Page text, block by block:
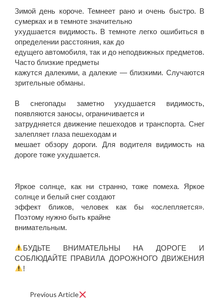
Зимой день короче. Темнеет рано и очень быстро. В
сумерках и в темноте значительно
ухудшается видимость. В темноте легко ошибиться в
определении расстояния, как до
едущего автомобиля, так и до неподвижных предметов.
Часто близкие предметы
кажутся далекими, а далекие — близкими. Случаются
зрительные обманы.
В снегопады заметно ухудшается видимость,
появляются заносы, ограничивается и
затрудняется движение пешеходов и транспорта. Снег
залепляет глаза пешеходам и
мешает обзору дороги. Для водителя видимость на
дороге тоже ухудшается.
Яркое солнце, как ни странно, тоже помеха. Яркое
солнце и белый снег создают
эффект бликов, человек как бы «ослепляется».
Поэтому нужно быть крайне
внимательным.
БУДЬТЕ ВНИМАТЕЛЬНЫ НА ДОРОГЕ И
СОБЛЮДАЙТЕ ПРАВИЛА ДОРОЖНОГО ДВИЖЕНИЯ
!⠀⠀
Previous Article